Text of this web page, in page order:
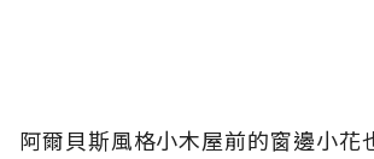
阿爾貝斯風格小木屋前的窗邊小花